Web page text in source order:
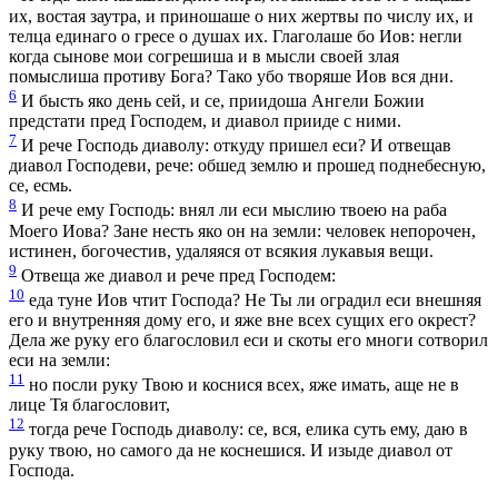
их, востая заутра, и приношаше о них жертвы по числу их, и
телца единаго о гресе о душах их. Глаголаше бо Иов: негли
когда сынове мои согрешиша и в мысли своей злая
помыслиша противу Бога? Тако убо творяше Иов вся дни.
6 И бысть яко день сей, и се, приидоша Ангели Божии
предстати пред Господем, и диавол прииде с ними.
7 И рече Господь диаволу: откуду пришел еси? И отвещав
диавол Господеви, рече: обшед землю и прошед поднебесную,
се, есмь.
8 И рече ему Господь: внял ли еси мыслию твоею на раба
Моего Иова? Зане несть яко он на земли: человек непорочен,
истинен, богочестив, удаляяся от всякия лукавыя вещи.
9 Отвеща же диавол и рече пред Господем:
10 еда туне Иов чтит Господа? Не Ты ли оградил еси внешняя
его и внутренняя дому его, и яже вне всех сущих его окрест?
Дела же руку его благословил еси и скоты его многи сотворил
еси на земли:
11 но посли руку Твою и коснися всех, яже имать, аще не в
лице Тя благословит,
12 тогда рече Господь диаволу: се, вся, елика суть ему, даю в
руку твою, но самого да не коснешися. И изыде диавол от
Господа.